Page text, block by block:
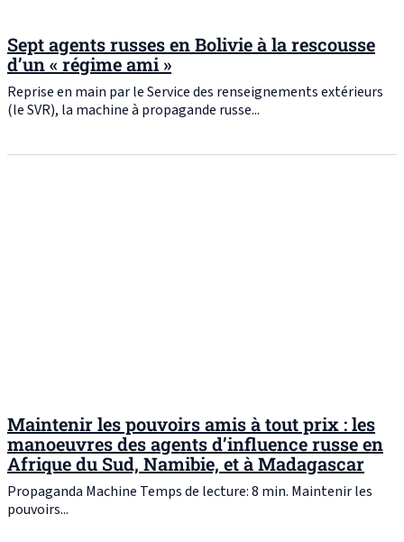
Sept agents russes en Bolivie à la rescousse
d’un « régime ami »
Reprise en main par le Service des renseignements extérieurs
(le SVR), la machine à propagande russe...
Maintenir les pouvoirs amis à tout prix : les
manoeuvres des agents d’influence russe en
Afrique du Sud, Namibie, et à Madagascar
Propaganda Machine Temps de lecture: 8 min. Maintenir les
pouvoirs...